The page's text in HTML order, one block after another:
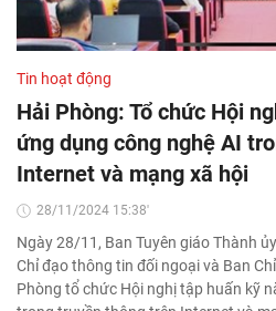
Tin hoạt động
Hải Phòng: Tổ chức Hội
ứng dụng công nghệ AI
Internet và mạng xã hội
28/11/2024 15:38'
Ngày 28/11, Ban Tuyên giáo Thành
Chỉ đạo thông tin đối ngoại và Ban
Phòng tổ chức Hội nghị tập huấn kỹ